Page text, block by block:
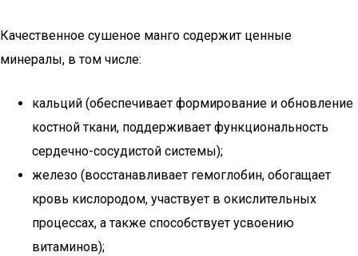
Качественное сушеное манго содержит ценные
минералы, в том числе:
кальций (обеспечивает формирование и обновление
костной ткани, поддерживает функциональность
сердечно-сосудистой системы);
железо (восстанавливает гемоглобин, обогащает
кровь кислородом, участвует в окислительных
процессах, а также способствует усвоению
витаминов);